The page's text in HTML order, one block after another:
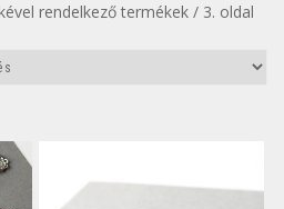
rendelkező termékek / 3. oldal